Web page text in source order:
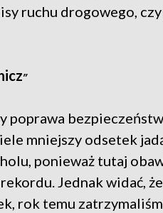
ruchu drogowego,
”
poprawa
mniejszy odsetek
ponieważ tutaj
Jednak widać,
rok temu